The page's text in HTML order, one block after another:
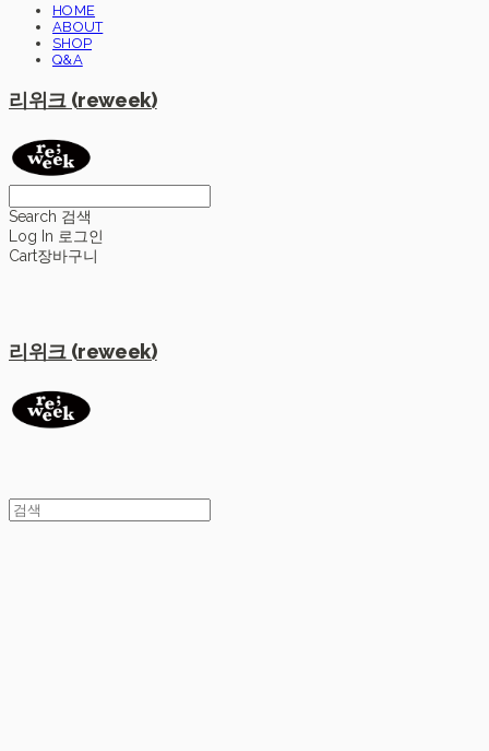
HOME
ABOUT
SHOP
Q&A
리위크 (reweek)
Search 검색
Log In 로그인
Cart장바구니
리위크 (reweek)